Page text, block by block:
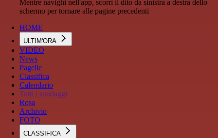
Mentre navighi nell'app, scorri il dito da sinistra a destra dello
schermo per tornare alle pagine precedenti
HOME
ULTIM'ORA
VIDEO
News
Pagelle
Classifica
Calendario
Tutti i sondaggi
Rosa
Archivio
FOTO
CLASSIFICA